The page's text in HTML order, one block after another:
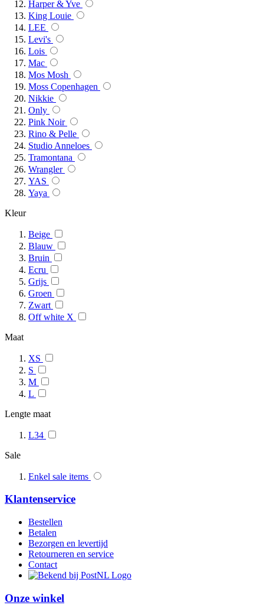
Harper & Yve
King Louie
LEE
Levi's
Lois
Mac
Mos Mosh
Moss Copenhagen
Nikkie
Only
Pink Noir
Rino & Pelle
Studio Anneloes
Tramontana
Wrangler
YAS
Yaya
Kleur
Beige
Blauw
Bruin
Ecru
Grijs
Groen
Zwart
Off white X
Maat
XS
S
M
L
Lengte maat
L34
Sale
Enkel sale items
Klantenservice
Bestellen
Betalen
Bezorgen en levertijd
Retourneren en service
Contact
Onze winkel